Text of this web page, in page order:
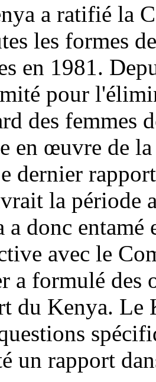
a ratifié la
les formes
en 1981.
pour
des femmes
en œuvre de
dernier
la période
a donc entamé
avec le
a formulé des
du Kenya. Le
un rapport